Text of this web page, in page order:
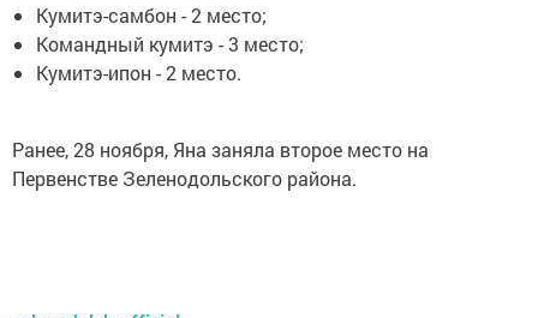
Кумитэ-самбон - 2 место;
Командный кумитэ - 3 место;
Кумитэ-ипон - 2 место.
Ранее, 28 ноября, Яна заняла второе место на
Первенстве Зеленодольского района.